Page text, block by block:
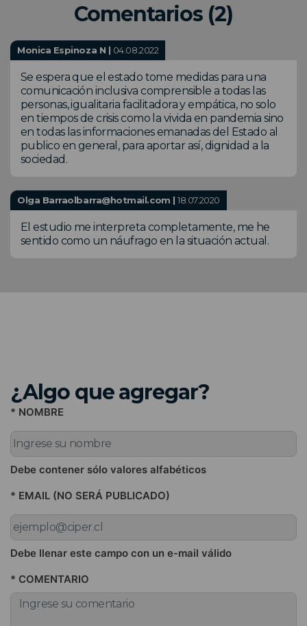
Comentarios (2)
Monica Espinoza N | 04.08.2022
Se espera que el estado tome medidas para una
comunicación inclusiva comprensible a todas las
personas, igualitaria facilitadora y empática, no solo
en tiempos de crisis como la vivida en pandemia sino
en todas las informaciones emanadas del Estado al
publico en general, para aportar así, dignidad a la
sociedad.
Olga Barraolbarra@hotmail.com |18.07.2020
El estudio me interpreta completamente, me he
sentido como un náufrago en la situación actual.
¿Algo que agregar?
* NOMBRE
Debe contener sólo valores alfabéticos
* EMAIL (NO SERÁ PUBLICADO)
Debe llenar este campo con un e-mail válido
* COMENTARIO